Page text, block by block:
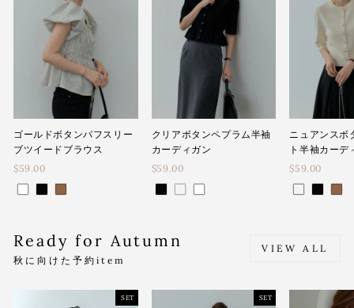
ゴールドボタンパフスリー
ブツイードブラウス
$59.00
クリアボタンペプラム半袖
カーディガン
$59.00
ニュアンスボ
ト半袖カーデ
$59.00
Ready for Autumn
秋に向けた予約item
VIEW ALL
SET SET